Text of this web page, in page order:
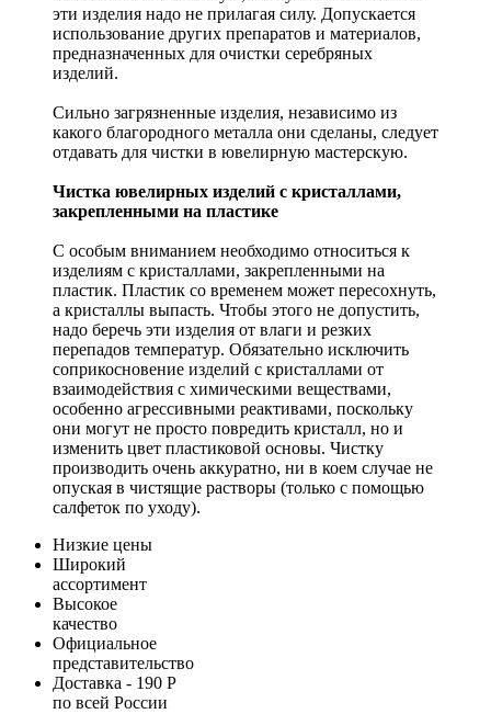
эти изделия надо не прилагая силу. Допускается
использование других препаратов и материалов,
предназначенных для очистки серебряных
изделий.
Сильно загрязненные изделия, независимо из
какого благородного металла они сделаны, следует
отдавать для чистки в ювелирную мастерскую.
Чистка ювелирных изделий с кристаллами,
закрепленными на пластике
С особым вниманием необходимо относиться к
изделиям с кристаллами, закрепленными на
пластик. Пластик со временем может пересохнуть,
а кристаллы выпасть. Чтобы этого не допустить,
надо беречь эти изделия от влаги и резких
перепадов температур. Обязательно исключить
соприкосновение изделий с кристаллами от
взаимодействия с химическими веществами,
особенно агрессивными реактивами, поскольку
они могут не просто повредить кристалл, но и
изменить цвет пластиковой основы. Чистку
производить очень аккуратно, ни в коем случае не
опуская в чистящие растворы (только с помощью
салфеток по уходу).
Низкие цены
Широкий
ассортимент
Высокое
качество
Официальное
представительство
Доставка - 190 Р
по всей России